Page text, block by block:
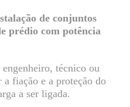
de conjuntos
prédio com potência
técnico ou
fiação e a proteção do
a ser ligada.